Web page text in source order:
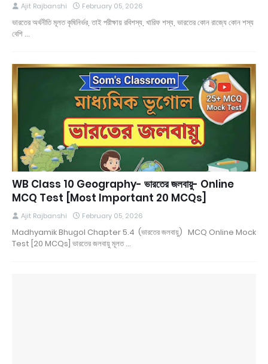
Ajit Rajbanshi February 05, 2026
ভারতের অর্থনীতি মূলত কৃষিনির্ভর, তাই পরীক্ষায় রবিশস্য, খারিফ শস্য, ভারতের কোন রাজ্যে কোন শস্য
বেশি …
WB Class 10 Geography- ভারতের জলবায়ু- Online
MCQ Test [Most Important 20 MCQs]
Ajit Rajbanshi February 05, 2026
Madhyamik Bhugol Chapter 5.4 (ভারতের জলবায়ু) MCQ Online Mock
Test [20 MCQs] ভারতের জলবায়ু মূলত …